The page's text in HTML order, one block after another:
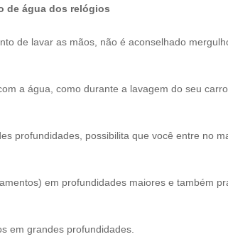
de água dos relógios
de lavar as mãos, não é aconselhado
a água, como durante a lavagem do seu
profundidades, possibilita que você entre no
em profundidades maiores e também
em grandes profundidades.